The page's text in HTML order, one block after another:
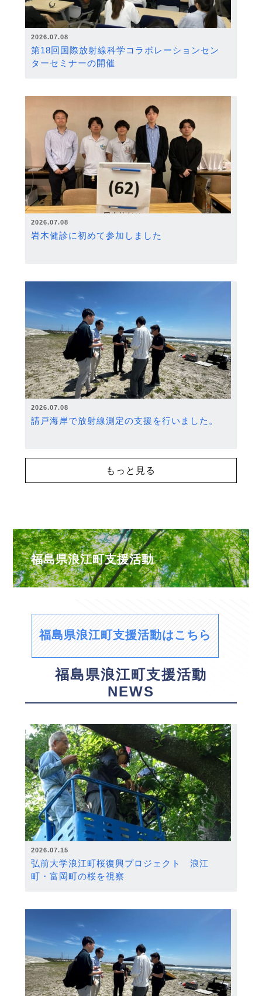
2026.07.08
第18回国際放射線科学コラボレーションセン
ターセミナーの開催
2026.07.08
岩木健診に初めて参加しました
2026.07.08
請戸海岸で放射線測定の支援を行いました。
もっと見る
福島県浪江町支援活動
福島県浪江町支援活動はこちら
福島県浪江町支援活動
NEWS
2026.07.15
弘前大学浪江町桜復興プロジェクト 浪江
町・富岡町の桜を視察